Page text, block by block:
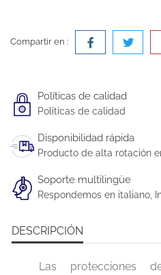
Compartir en :
Políticas de calidad
Políticas de calidad
Disponibilidad rápida
Producto de alta rotación
Soporte multilingüe
Respondemos en italiano,
DESCRIPCIÓN
Las protecciones